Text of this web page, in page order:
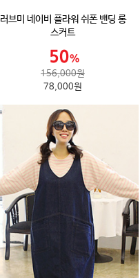
러브미 네이비 플라워 쉬폰 밴딩 롱
스커트
156,000원
78,000원